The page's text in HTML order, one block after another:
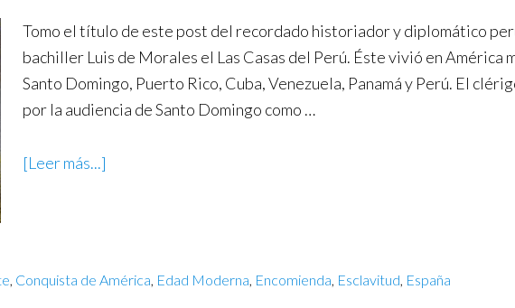
Tomo el título de este post del recordado historiador y diplomático
bachiller Luis de Morales el Las Casas del Perú. Éste vivió en América
Santo Domingo, Puerto Rico, Cuba, Venezuela, Panamá y Perú. El
por la audiencia de Santo Domingo como …
[Leer más...]
, Conquista de América, Edad Moderna, Encomienda, Esclavitud, España